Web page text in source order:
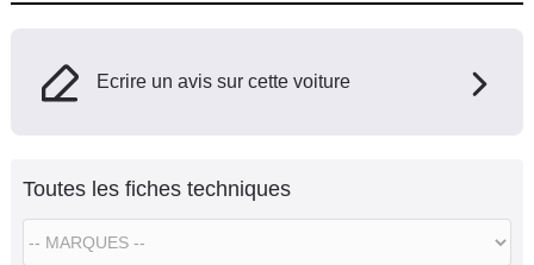
Ecrire un avis sur cette voiture
Toutes les fiches techniques